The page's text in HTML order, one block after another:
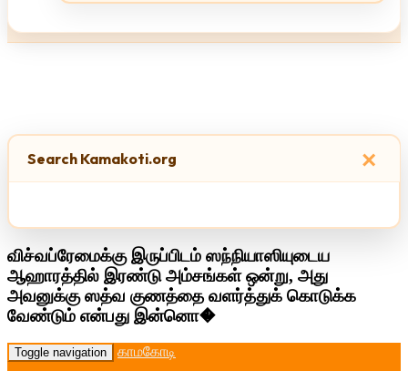
×
Search Kamakoti.org
விச்வப்ரேமைக்கு இருப்பிடம் ஸந்நியாஸியுடைய
ஆஹாரத்தில் இரண்டு அம்சங்கள் ஒன்று, அது
அவனுக்கு ஸத்வ குணத்தை வளர்த்துக் கொடுக்க
வேண்டும் என்பது இன்னொ�
Toggle navigation காமகோடி